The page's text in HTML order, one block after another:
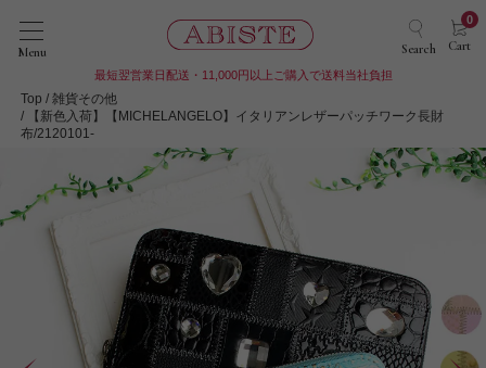
Menu Search Cart
0
最短翌営業日配送・11,000円以上ご購入で送料当社負担
Top
雑貨その他
【新色入荷】【MICHELANGELO】イタリアンレザーパッチワーク長財
布/2120101-